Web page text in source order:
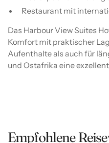
Restaurant mit
Das Harbour View Suites
Komfort mit praktischer
Aufenthalte als auch für
und Ostafrika eine
Empfohlene